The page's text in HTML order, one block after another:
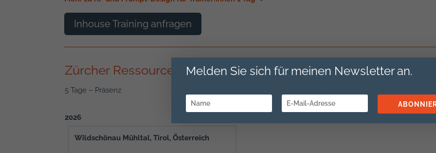
Inhouse Training anfragen
Zürcher Ressourcen Modell [ZRM ®] mit Wandern und Reflexion
5 Tage – Präsenz
2026
Wildschönau Mühltal, Tirol, Österreich
Melden Sie sich für meinen Newsletter an.